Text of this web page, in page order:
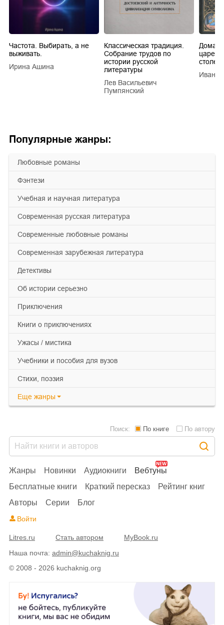
Популярные жанры:
любовные романы
фэнтези
учебная и научная литература
современная русская литература
современные любовные романы
современная зарубежная литература
детективы
об истории серьезно
приключения
книги о приключениях
ужасы / мистика
учебники и пособия для вузов
cтихи, поэзия
Еще жанры
Частота. Выбирать, а не
выживать.
Ирина Ашина
Классическая традиция.
Собрание трудов по
истории русской
литературы
Лев Васильевич
Пумпянский
царей
Иван
© 2008 - 2026 kuchaknig.org
Жанры Новинки Аудиокниги
Вебтуны
Бесплатные книги
Краткий пересказ
Рейтинг книг
Авторы
Серии Блог
Поиск: По книге По автору
Войти
Litres.ru Стать автором
MyBook.ru
Наша почта: admin@kuchaknig.ru